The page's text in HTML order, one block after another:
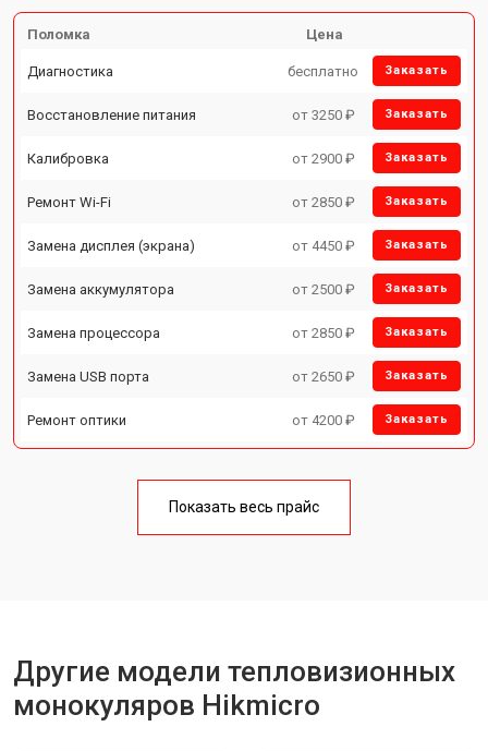
Поломка Цена
Диагностика бесплатно Заказать
Восстановление питания от 3250 ₽ Заказать
Калибровка от 2900 ₽ Заказать
Ремонт Wi-Fi от 2850 ₽ Заказать
Замена дисплея (экрана) от 4450 ₽ Заказать
Замена аккумулятора от 2500 ₽ Заказать
Замена процессора от 2850 ₽ Заказать
Замена USB порта от 2650 ₽ Заказать
Ремонт оптики от 4200 ₽ Заказать
Показать весь прайс
Другие модели тепловизионных
монокуляров Hikmicro